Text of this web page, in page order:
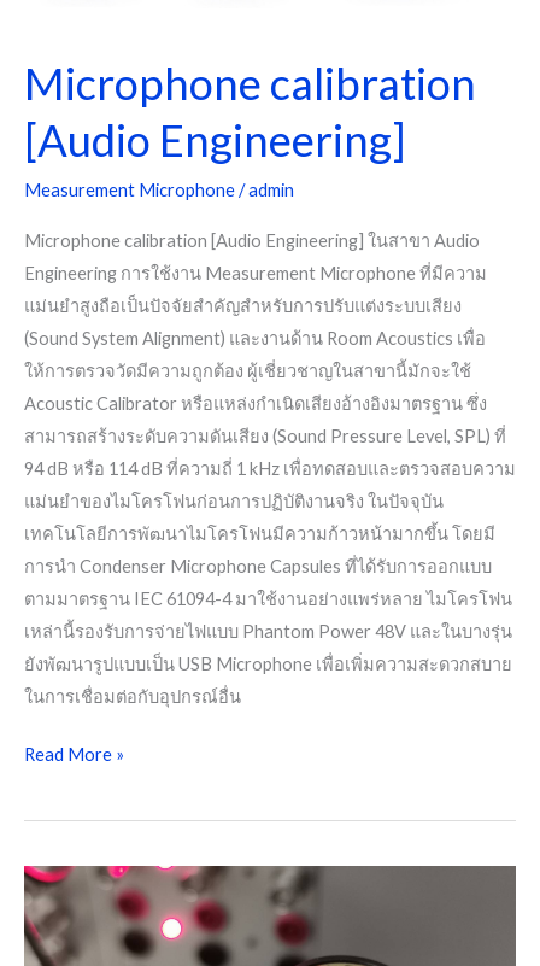
Microphone calibration
[Audio Engineering]
Measurement Microphone/admin
Microphone calibration [Audio Engineering] ในสาขา Audio
Engineering การใช้งาน Measurement Microphone ที่มีความ
แม่นยำสูงถือเป็นปัจจัยสำคัญสำหรับการปรับแต่งระบบเสียง
(Sound System Alignment) และงานด้าน Room Acoustics เพื่อ
ให้การตรวจวัดมีความถูกต้อง ผู้เชี่ยวชาญในสาขานี้มักจะใช้
Acoustic Calibrator หรือแหล่งกำเนิดเสียงอ้างอิงมาตรฐาน ซึ่ง
สามารถสร้างระดับความดันเสียง (Sound Pressure Level, SPL) ที่
94 dB หรือ 114 dB ที่ความถี่ 1 kHz เพื่อทดสอบและตรวจสอบความ
แม่นยำของไมโครโฟนก่อนการปฏิบัติงานจริง ในปัจจุบัน
เทคโนโลยีการพัฒนาไมโครโฟนมีความก้าวหน้ามากขึ้น โดยมี
การนำ Condenser Microphone Capsules ที่ได้รับการออกแบบ
ตามมาตรฐาน IEC 61094-4 มาใช้งานอย่างแพร่หลาย ไมโครโฟน
เหล่านี้รองรับการจ่ายไฟแบบ Phantom Power 48V และในบางรุ่น
ยังพัฒนารูปแบบเป็น USB Microphone เพื่อเพิ่มความสะดวกสบาย
ในการเชื่อมต่อกับอุปกรณ์อื่น
Read More »
ไมโครโฟน
ที่
ใช้